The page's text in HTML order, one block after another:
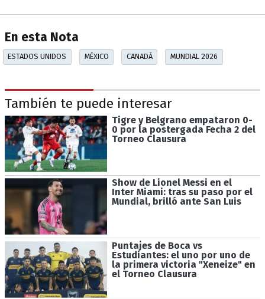
En esta Nota
ESTADOS UNIDOS MÉXICO CANADÁ MUNDIAL 2026
También te puede interesar
Tigre y Belgrano empataron 0-
0 por la postergada Fecha 2 del
Torneo Clausura
Show de Lionel Messi en el
Inter Miami: tras su paso por el
Mundial, brilló ante San Luis
Puntajes de Boca vs
Estudiantes: el uno por uno de
la primera victoria "Xeneize" en
el Torneo Clausura